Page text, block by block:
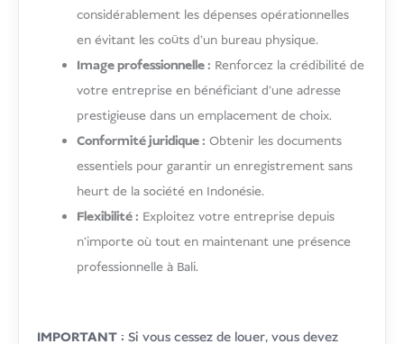
considérablement les dépenses opérationnelles
en évitant les coûts d'un bureau physique.
Image professionnelle : Renforcez la crédibilité de
votre entreprise en bénéficiant d'une adresse
prestigieuse dans un emplacement de choix.
Conformité juridique : Obtenir les documents
essentiels pour garantir un enregistrement sans
heurt de la société en Indonésie.
Flexibilité : Exploitez votre entreprise depuis
n'importe où tout en maintenant une présence
professionnelle à Bali.
IMPORTANT : Si vous cessez de louer, vous devez